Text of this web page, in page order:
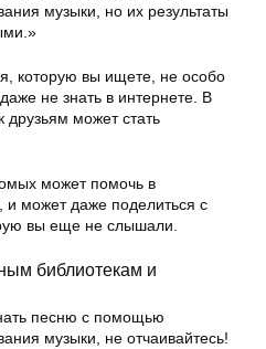
музыки, но их результаты
которую вы ищете, не особо
не знать в интернете. В
может стать
может помочь в
и может даже поделиться с
вы еще не слышали.
библиотекам и
песню с помощью
музыки, не отчаивайтесь!